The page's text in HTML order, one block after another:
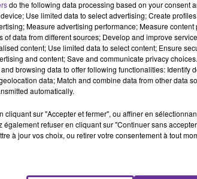
excuses à Médecins sans frontières (MSF)
qui a fait 22 morts. L'ONG a
la présidente internationale de
parole Josh Earnest. Il a également
Enquête internationale demandée
militaire interne" et a demandé une
prévu par les Conventions de
enquête. Joanne Liu a ajouté que le
contre les Conventions de Genève".
Trois enquêtes en cours Le général
do the following data processing based on your consent
Use limited data to select advertising; Create
Measure advertising performance; Measure
of data from different sources; Develop and improve
content; Use limited data to select content; Ensure
and content; Save and communicate privacy
browsing data to offer following functionalities: Identify
data; Match and combine data from other data
automatically.
cliquant sur "Accepter et fermer", ou affiner en
également refuser en cliquant sur "Continuer sans
à jour vos choix, ou retirer votre consentement à tout